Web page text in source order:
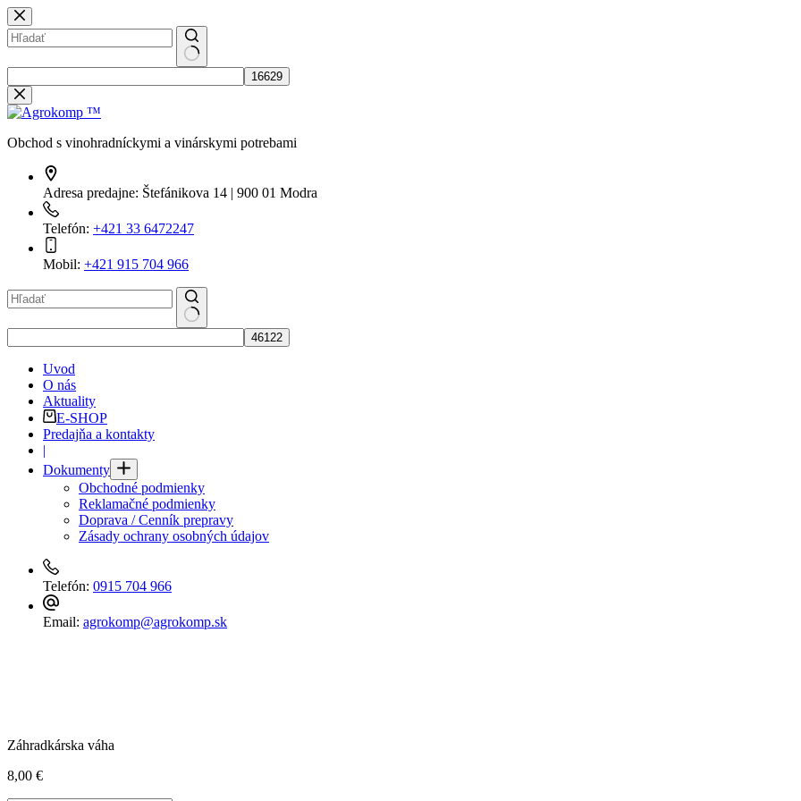
Skip
to
content
results
Obchod s vinohradníckymi a vinárskymi potrebami
Adresa predajne: Štefánikova 14 | 900 01 Modra
Telefón: +421 33 6472247
Mobil: +421 915 704 966
results
Uvod
O nás
Aktuality
E-SHOP
Predajňa a kontakty
|
Dokumenty
Obchodné podmienky
Reklamačné podmienky
Doprava / Cenník prepravy
Zásady ochrany osobných údajov
Telefón: 0915 704 966
Email: agrokomp@agrokomp.sk
Záhradkárska váha
8,00 €